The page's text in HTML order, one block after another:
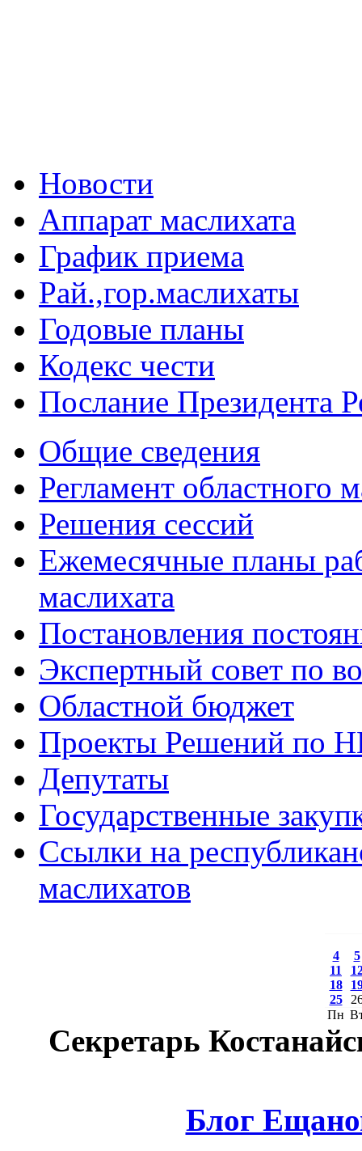
Новости
Аппарат маслихата
График приема
Рай.,гор.маслихаты
Годовые планы
Кодекс чести
Послание Президента
Общие сведения
Регламент областного
Решения сессий
Ежемесячные планы
маслихата
Постановления
Экспертный совет по
Областной бюджет
Проекты Решений по
Депутаты
Государственные
Ссылки на
маслихатов
4
5
11
18
25
Пн
Секретарь
Блог